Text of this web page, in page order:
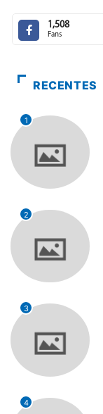
1,508
Fans
RECENTES
1
2
3
4